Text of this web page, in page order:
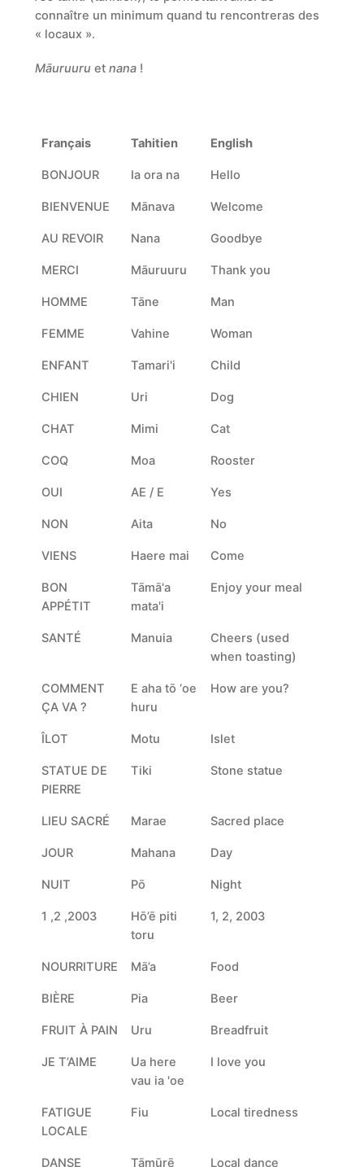
connaître un minimum quand tu rencontreras des
« locaux ».
Māuruuruet nana!
Français Tahitien English
BONJOUR Ia ora na Hello
BIENVENUE Mānava Welcome
AU REVOIR Nana Goodbye
MERCI Māuruuru Thank you
HOMME Tāne Man
FEMME Vahine Woman
ENFANT Tamari'i Child
CHIEN Uri Dog
CHAT Mimi Cat
COQ Moa Rooster
OUI AE / E Yes
NON Aita No
VIENS Haere mai Come
BON
APPÉTIT
Tāmā'a
mata'i
Enjoy your meal
SANTÉ Manuia
Cheers (used
when toasting)
COMMENT
ÇA VA ?
E aha tō ‘oe
huru
How are you?
ÎLOT Motu Islet
STATUE DE
PIERRE
Tiki Stone statue
LIEU SACRÉ Marae Sacred place
JOUR Mahana Day
NUIT Pō Night
1 ,2 ,2003
Hō’ē piti
toru
1, 2, 2003
NOURRITURE Mā’a Food
BIÈRE Pia Beer
FRUIT À PAIN Uru Breadfruit
JE T’AIME
Ua here
vau ia 'oe
I love you
FATIGUE
LOCALE
Fiu Local tiredness
DANSE
Tāmūrē Local dance